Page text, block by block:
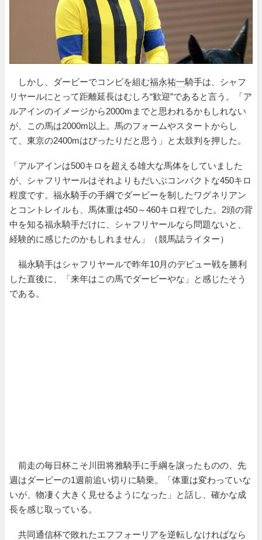
しかし、ダービーでコンビを組む福永祐一騎手は、シャフ
リヤールにとって距離延長はむしろ“歓迎”であると言う。「ア
ルアインのイメージから2000mまでと思われるかもしれない
が、この馬は2000m以上。馬のフォームやスタートからし
て、東京の2400mはぴったりだと思う」と太鼓判を押した。
「アルアインは500キロを超える雄大な馬体をしていました
が、シャフリヤールはそれよりもだいぶコンパクトな450キロ
程度です。福永騎手の手綱でダービーを制したワグネリアン
とコントレイルも、馬体重は450～460キロ程でした。2頭の背
中を知る福永騎手だけに、シャフリヤールなら問題ないと、
経験的に感じたのかもしれません」（競馬誌ライター）
福永騎手はシャフリヤールで昨年10月のデビュー戦を勝利
した直後に、「来年はこの馬でダービーやな」と感じたそう
である。
前走の毎日杯こそ川田将雅騎手に手綱を譲ったものの、先
週はダービーの1週前追い切りに騎乗。「体重は変わっていな
いが、物凄く大きく見せるようになった」と話し、確かな成
長を感じ取っている。
共同通信杯で敗れたエフフォーリアを逆転しなければなら